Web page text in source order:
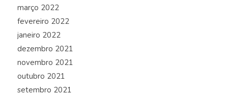
março 2022
fevereiro 2022
janeiro 2022
dezembro 2021
novembro 2021
outubro 2021
setembro 2021